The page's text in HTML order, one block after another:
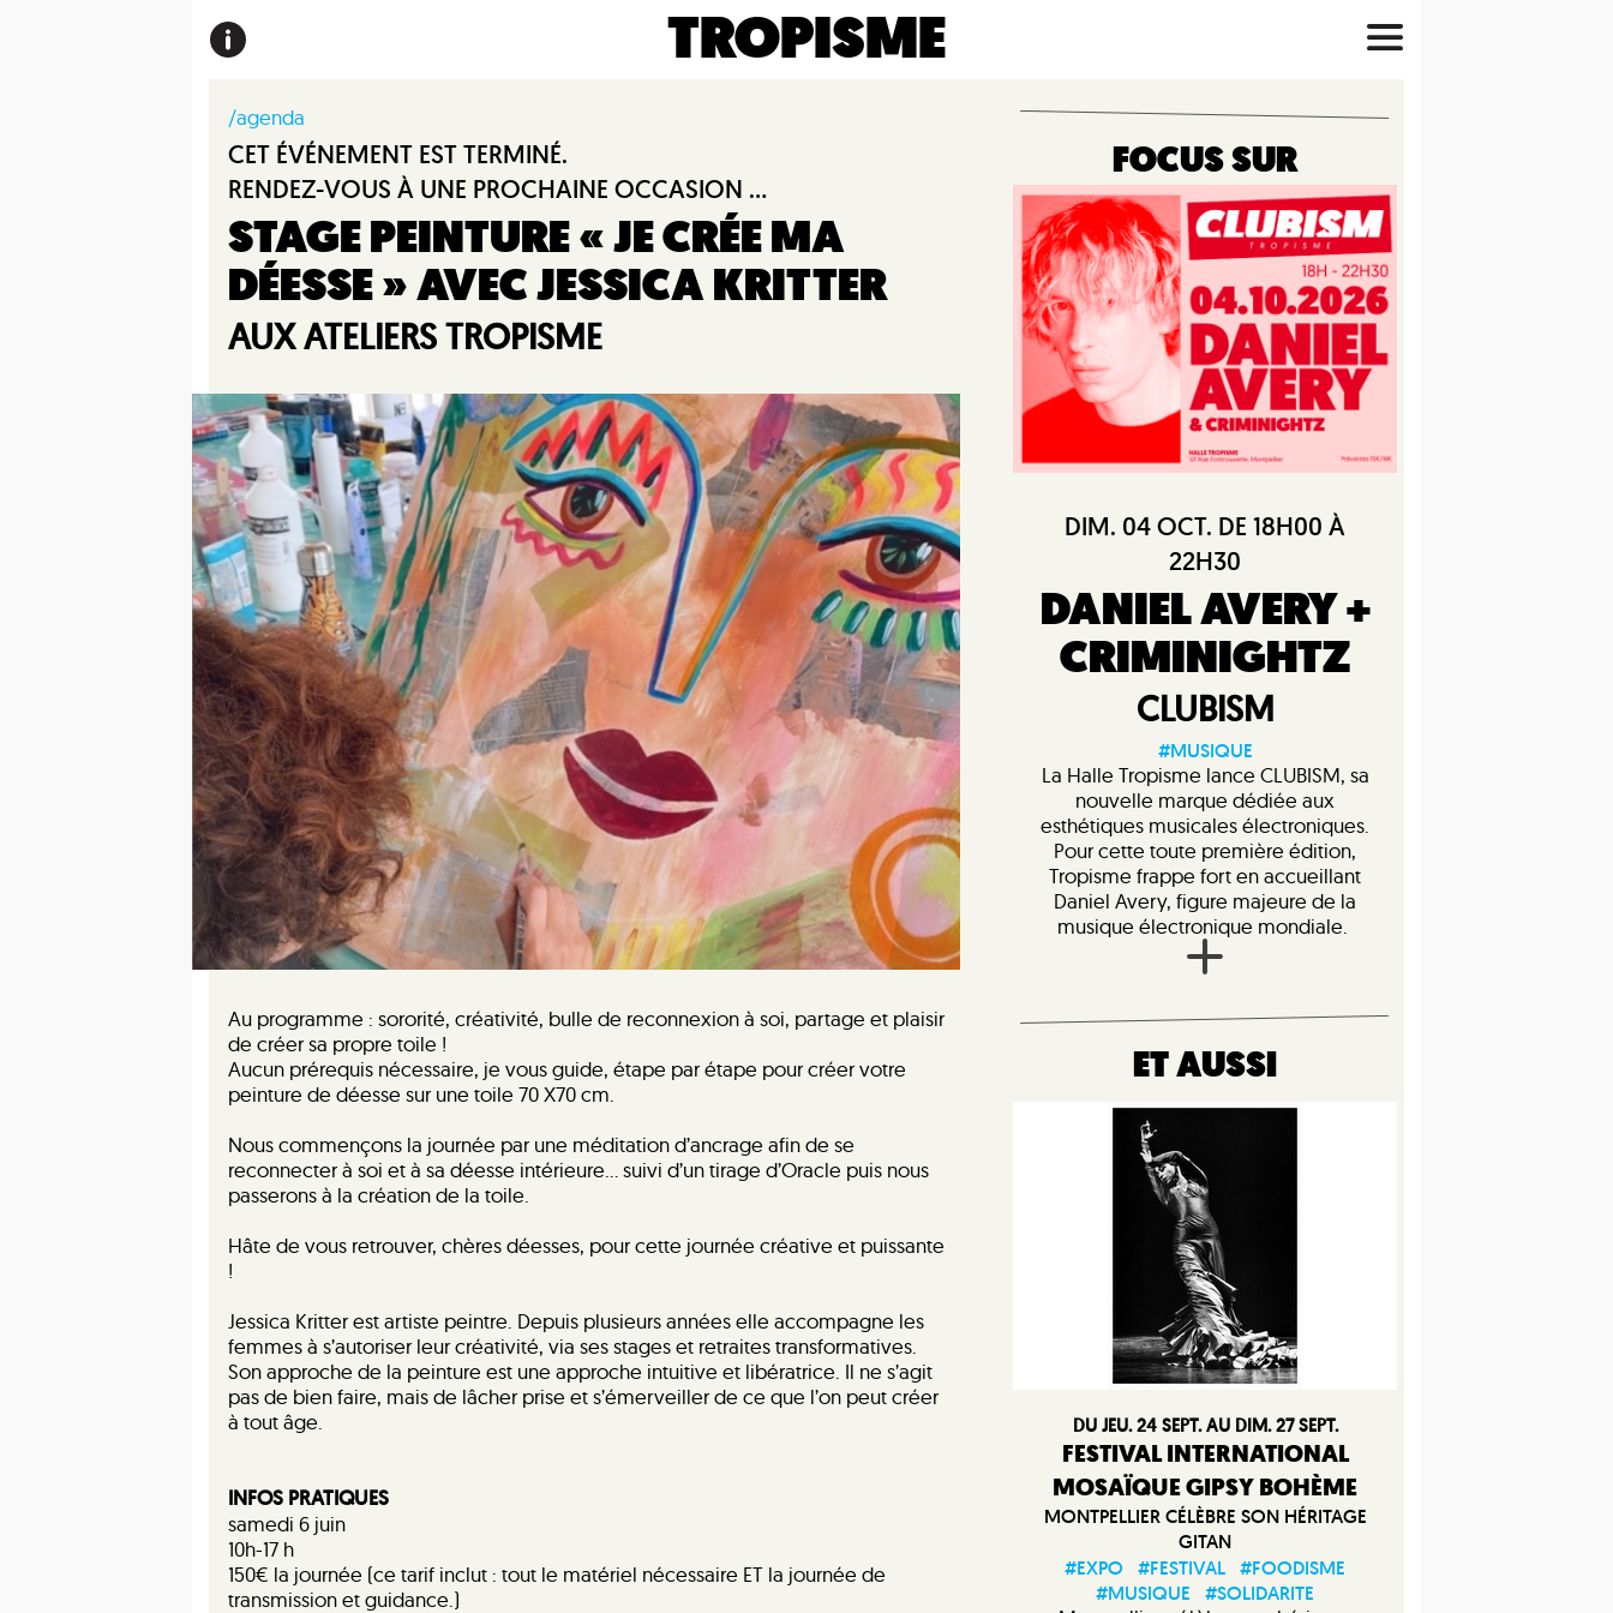
TROPISME
/agenda
CET ÉVÉNEMENT EST TERMINÉ.
RENDEZ-VOUS À UNE PROCHAINE OCCASION ...
STAGE PEINTURE « JE CRÉE MA
DÉESSE » AVEC JESSICA KRITTER
AUX ATELIERS TROPISME
Au programme : sororité, créativité, bulle de reconnexion à soi, partage et plaisir
de créer sa propre toile !
Aucun prérequis nécessaire, je vous guide, étape par étape pour créer votre
peinture de déesse sur une toile 70 X70 cm.
Nous commençons la journée par une méditation d’ancrage afin de se
reconnecter à soi et à sa déesse intérieure… suivi d’un tirage d’Oracle puis nous
passerons à la création de la toile.
Hâte de vous retrouver, chères déesses, pour cette journée créative et puissante
!
Jessica Kritter est artiste peintre. Depuis plusieurs années elle accompagne les
femmes à s’autoriser leur créativité, via ses stages et retraites transformatives.
Son approche de la peinture est une approche intuitive et libératrice. Il ne s’agit
pas de bien faire, mais de lâcher prise et s’émerveiller de ce que l’on peut créer
à tout âge.
INFOS PRATIQUES
samedi 6 juin
10h-17 h
150€ la journée (ce tarif inclut : tout le matériel nécessaire ET la journée de
transmission et guidance.)
FOCUS SUR
DIM. 04 OCT. DE 18H00 À
22H30
DANIEL AVERY +
CRIMINIGHTZ
CLUBISM
#MUSIQUE
La Halle Tropisme lance CLUBISM, sa
nouvelle marque dédiée aux
esthétiques musicales électroniques.
Pour cette toute première édition,
Tropisme frappe fort en accueillant
Daniel Avery, figure majeure de la
musique électronique mondiale.
ET AUSSI
DU JEU. 24 SEPT. AU DIM. 27 SEPT.
FESTIVAL INTERNATIONAL
MOSAÏQUE GIPSY BOHÈME
MONTPELLIER CÉLÈBRE SON HÉRITAGE
GITAN
#EXPO
#FESTIVAL #FOODISME
#MUSIQUE
#SOLIDARITE